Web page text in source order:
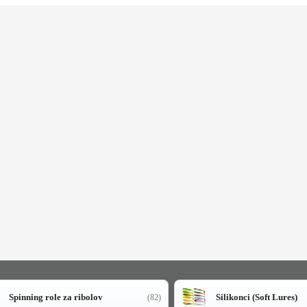
Spinning role za ribolov (82) Silikonci (Soft Lures)